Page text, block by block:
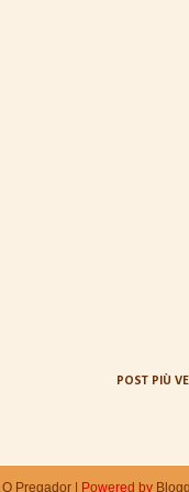
POST PIÙ
O Pregador Powered by